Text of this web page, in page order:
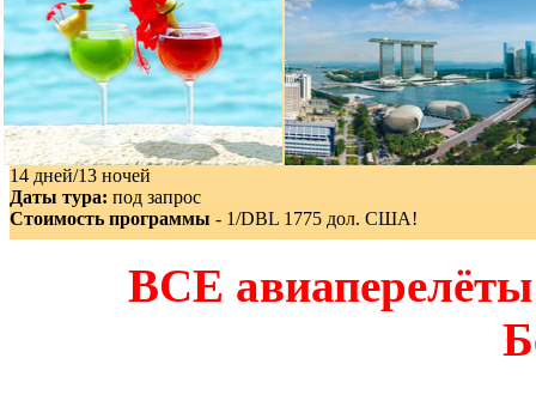
14 дней/13 ночей
Даты тура: под запрос
Стоимость программы - 1/DBL 1775 дол. США!
ВСЕ